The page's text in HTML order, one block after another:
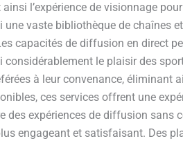
l’expérience de visionnage
vaste bibliothèque de chaînes
capacités de diffusion en direct
le plaisir des
à leur convenance,
ces services offrent une
des expériences de diffusion
engageant et satisfaisant. Des